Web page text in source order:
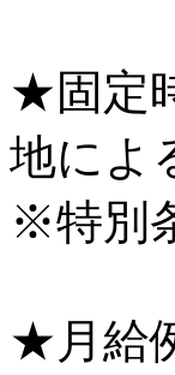
★固定
地によ
※特別
★月給